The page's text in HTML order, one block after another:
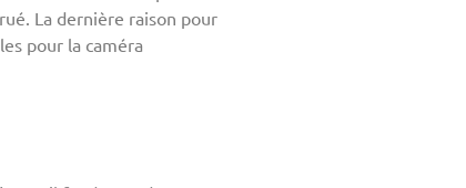
La dernière raison pour
pour la caméra